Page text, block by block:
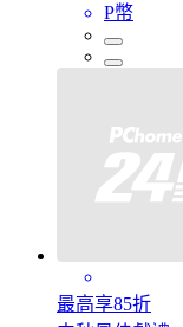
P幣
最高享85折